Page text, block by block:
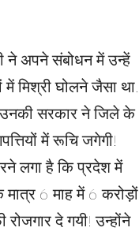
ने अपने संबोधन में उन्हें
मिश्री घोलने जैसा था.
उनकी सरकार ने जिले के
में रूचि जगेगी!
लगा है कि प्रदेश में
6 माह में 6 करोड़ों
दे गयी! उन्होंने